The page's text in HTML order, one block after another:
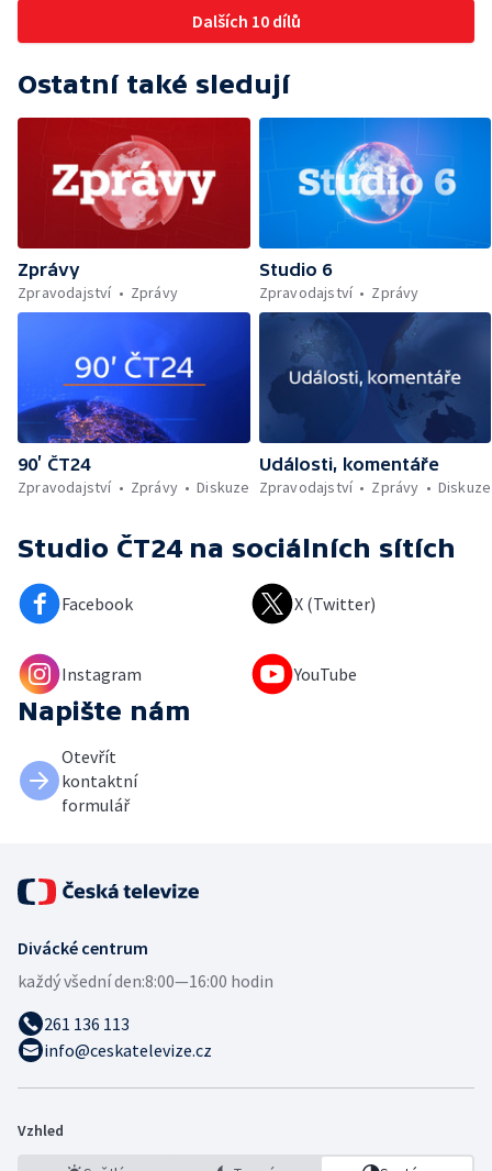
Dalších 10 dílů
Ostatní také sledují
Zprávy
Zpravodajství
Zprávy
Studio 6
Zpravodajství
Zprávy
90’ ČT24
Zpravodajství
Zprávy Diskuze
Události, komentáře
Zpravodajství
Zprávy Diskuze
Studio ČT24 na sociálních sítích
Facebook X (Twitter)
Instagram YouTube
Napište nám
Otevřít
kontaktní
formulář
Divácké centrum
každý všední den:8:00—16:00 hodin
261 136 113
info@ceskatelevize.cz
Vzhled